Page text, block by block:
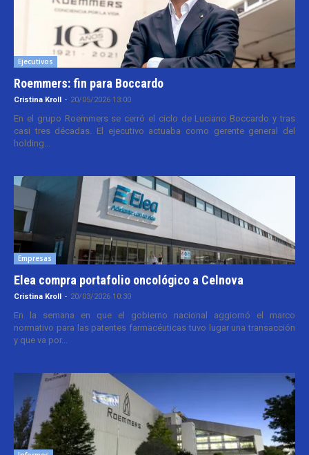
Ejecutivos
Roemmers: fin para Boccardo
Cristina Kroll - 20/05/2026 13:00
En el grupo Roemmers se cerró el ciclo de Luciano Boccardo y tras
casi tres décadas. El ejecutivo actuaba como gerente general del
holding...
Empresas
Elea compra portafolio oncológico a Celnova
Cristina Kroll - 20/03/2026 10:30
En la semana en que el gobierno nacional aggiornó el marco
normativo para las patentes farmacéuticas tuvo lugar una transacción
y que va por...